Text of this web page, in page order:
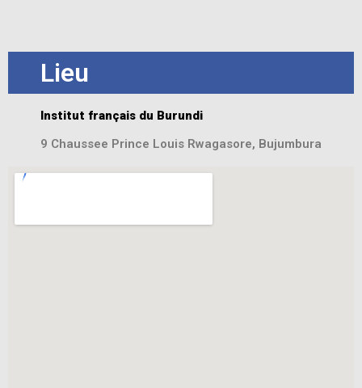
Lieu
Institut français du Burundi
9 Chaussee Prince Louis Rwagasore, Bujumbura